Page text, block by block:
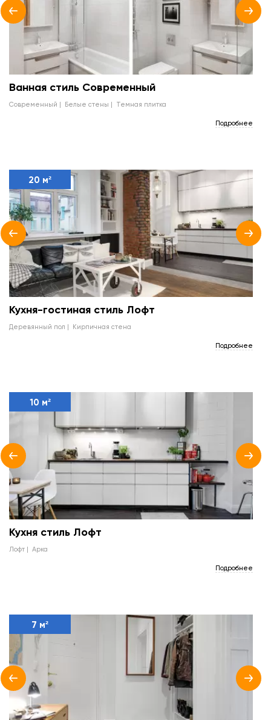
Ванная стиль Современный
современный белые стены темная плитка
Подробнее
20 м²
Кухня-гостиная стиль Лофт
деревянный пол кирпичная стена
Подробнее
10 м²
Кухня стиль Лофт
лофт арка
Подробнее
7 м²